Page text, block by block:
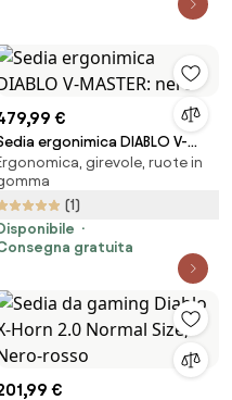
€
ergonimica DIABLO V-
nerogirevole, ruote in
(1)
gratuita
€